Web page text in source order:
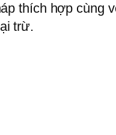
thích hợp cùng
trừ.